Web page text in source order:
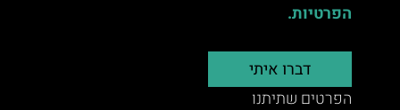
הפרטיות.
דברו איתי
הפרטים שתיתנו